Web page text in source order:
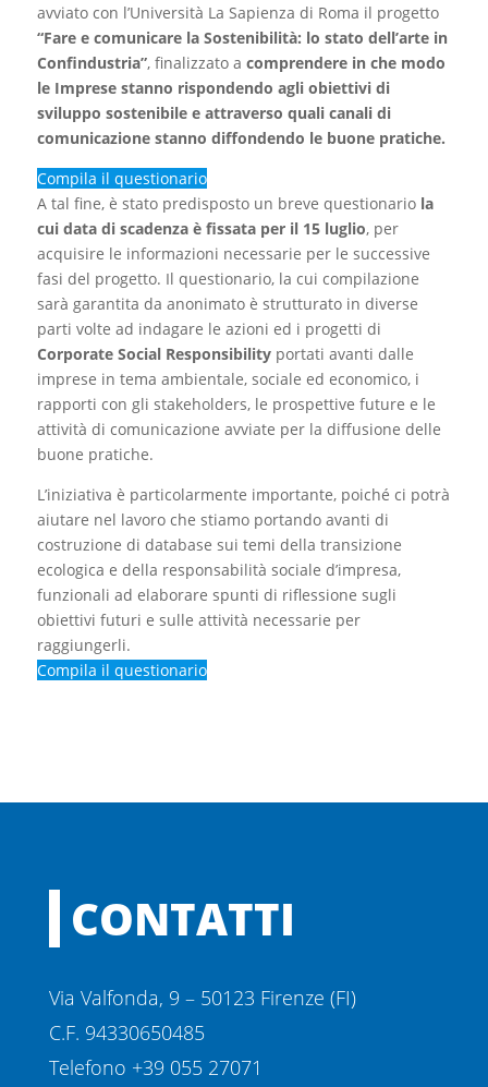
avviato con l’Università La Sapienza di Roma il progetto
“Fare e comunicare la Sostenibilità: lo stato dell’arte in
Confindustria”, finalizzato a comprendere in che modo
le Imprese stanno rispondendo agli obiettivi di
sviluppo sostenibile e attraverso quali canali di
comunicazione stanno diffondendo le buone pratiche.
Compila il questionario
A tal fine, è stato predisposto un breve questionario la
cui data di scadenza è fissata per il 15 luglio, per
acquisire le informazioni necessarie per le successive
fasi del progetto. Il questionario, la cui compilazione
sarà garantita da anonimato è strutturato in diverse
parti volte ad indagare le azioni ed i progetti di
Corporate Social Responsibilityportati avanti dalle
imprese in tema ambientale, sociale ed economico, i
rapporti con gli stakeholders, le prospettive future e le
attività di comunicazione avviate per la diffusione delle
buone pratiche.
L’iniziativa è particolarmente importante, poiché ci potrà
aiutare nel lavoro che stiamo portando avanti di
costruzione di database sui temi della transizione
ecologica e della responsabilità sociale d’impresa,
funzionali ad elaborare spunti di riflessione sugli
obiettivi futuri e sulle attività necessarie per
raggiungerli.
Compila il questionario
CONTATTI
Via Valfonda, 9 – 50123 Firenze (FI)
C.F. 94330650485
Telefono +39 055 27071